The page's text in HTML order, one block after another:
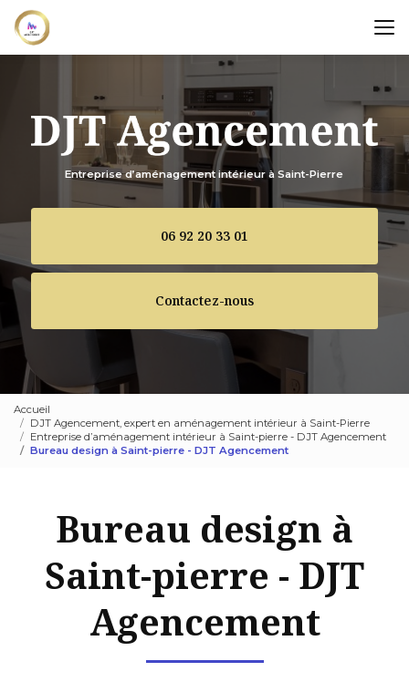
Aller
au
contenu
principal
Entreprise d’aménagement intérieur à Saint-Pierre
06 92 20 33 01
Contactez-nous
Accueil
DJT Agencement, expert en aménagement intérieur à Saint-Pierre
Entreprise d’aménagement intérieur à Saint-pierre - DJT Agencement
Bureau design à Saint-pierre - DJT Agencement
Bureau design à
Saint-pierre - DJT
Agencement